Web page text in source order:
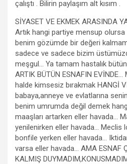
çalıştı . Bilirin paylaşım alt kısım .
SİYASET VE EKMEK ARASINDA
Artık hangi partiye mensup
benim gözümde bir değeri
sadece ve sadece bizim
meşgul… Ya tamam hastalık
ARTIK BÜTÜN ESNAFIN
halde kimsesiz bırakmak HANGİ
babaya,anneye ve evlatlarına
benim umrumda değil demek
maaşları artarken eller havada…
yenilenirken eller havada… Meclis
bonfile yerken eller havada…
varsa eller havada… AMA ESNAF
KALMIŞ